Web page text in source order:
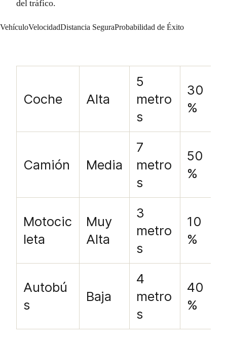
del tráfico.
VehículoVelocidadDistancia SeguraProbabilidad de Éxito
Coche Alta
5
metro
s
30
%
Camión Media
7
metro
s
50
%
Motocic
leta
Muy
Alta
3
metro
s
10
%
Autobú
s
Baja
4
metro
s
40
%